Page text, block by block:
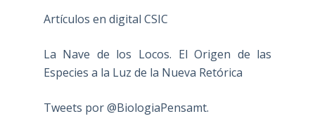
Artículos en digital CSIC
La Nave de los Locos. El Origen de las
Especies a la Luz de la Nueva Retórica
Tweets por @BiologiaPensamt.